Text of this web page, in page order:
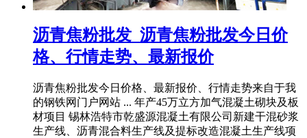
沥青焦粉批发_沥青焦粉批发今日价
格、行情走势、最新报价
沥青焦粉批发今日价格、最新报价、行情走势来自于我
的钢铁网门户网站 ... 年产45万立方加气混凝土砌块及板
材项目 锡林浩特市乾盛源混凝土有限公司新建干混砂浆
生产线、沥青混合料生产线及提标改造混凝土生产线项